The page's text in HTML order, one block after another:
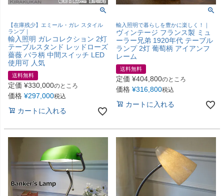
【在庫残少】エミール・ガレ スタイル
ランプ｜
輸入照明 ガレコレクション 2灯
テーブルスタンド レッドローズ
薔薇 バラ柄 中間スイッチ LED
使用可 人気
送料無料
定価 ¥330,000のところ
価格 ¥297,000税込
カートに入れる
輸入照明で暮らしを豊かに楽しく！｜
ヴィンテージ フランス製 ミュ
ーラー兄弟 1920年代 テーブル
ランプ 2灯 葡萄柄 アイアンフ
レーム
送料無料
定価 ¥404,800のところ
価格 ¥316,800税込
カートに入れる